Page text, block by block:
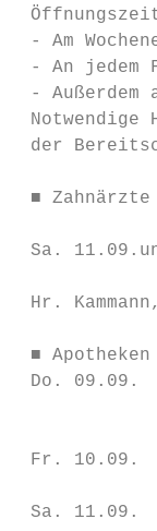
- Am
- An
-
der
■
Sa.
Hr.
■
Do.
Fr. 10.09.
Sa. 11.09.